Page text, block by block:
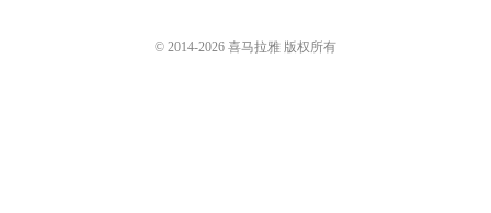
© 2014-2026 喜马拉雅 版权所有